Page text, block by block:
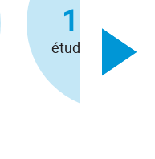
151
étudiants sur le